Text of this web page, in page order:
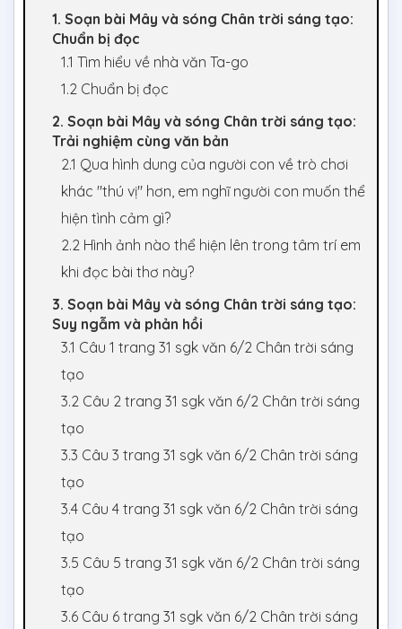
1. Soạn bài Mây và sóng Chân trời sáng tạo:
Chuẩn bị đọc
1.1 Tìm hiểu về nhà văn Ta-go
1.2 Chuẩn bị đọc
2. Soạn bài Mây và sóng Chân trời sáng tạo:
Trải nghiệm cùng văn bản
2.1 Qua hình dung của người con về trò chơi
khác "thú vị" hơn, em nghĩ người con muốn thể
hiện tình cảm gì?
2.2 Hình ảnh nào thể hiện lên trong tâm trí em
khi đọc bài thơ này?
3. Soạn bài Mây và sóng Chân trời sáng tạo:
Suy ngẫm và phản hồi
3.1 Câu 1 trang 31 sgk văn 6/2 Chân trời sáng
tạo
3.2 Câu 2 trang 31 sgk văn 6/2 Chân trời sáng
tạo
3.3 Câu 3 trang 31 sgk văn 6/2 Chân trời sáng
tạo
3.4 Câu 4 trang 31 sgk văn 6/2 Chân trời sáng
tạo
3.5 Câu 5 trang 31 sgk văn 6/2 Chân trời sáng
tạo
3.6 Câu 6 trang 31 sgk văn 6/2 Chân trời sáng